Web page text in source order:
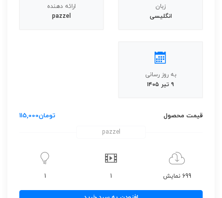
زبان
انگلیسی
ارائه دهنده
pazzel
به روز رسانی
۹ تیر ۱۴۰۵
قیمت محصول تومان115,000
pazzel
699 نمایش 1
1